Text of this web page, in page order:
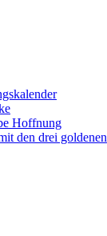
Hoffnung
den drei goldenen